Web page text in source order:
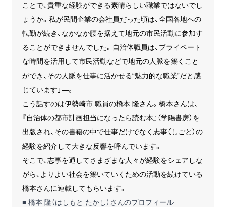
ことで、貴重な経験ができる素晴らしい職業ではないでし
ょうか。私が民間企業の会社員だった頃は、全国各地への
転勤が続き、なかなか腰を据えて地元の市民活動に参加す
ることができませんでした。自治体職員は、プライベート
な時間を活用して市民活動などで地元の人脈を築くこと
ができ、その人脈を仕事に活かせる“魅力的な職業”だと感
じています」―。
こう話すのは伊勢崎市 職員の橋本 隆さん。橋本さんは、
『自治体の都市計画担当になったら読む本』 （学陽書房）を
出版され、その書籍の中で仕事だけでなく志事（しごと）の
経験を紹介して大きな反響を呼んでいます。
そこで、志事を通してさまざまな人々が経験をシェアしな
がら、よりよい社会を築いていくための活動を続けている
橋本さんに連載してもらいます。
■ 橋本 隆（はしもと たかし）さんのプロフィール